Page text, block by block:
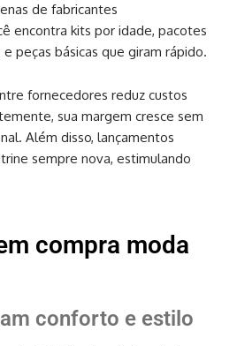
de fabricantes
encontra kits por idade, pacotes
peças básicas que giram rápido.
fornecedores reduz custos
sua margem cresce sem
Além disso, lançamentos
sempre nova, estimulando
compra moda
conforto e estilo